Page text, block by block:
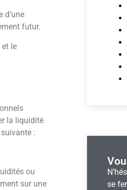
d’une
futur.
le
la liquidité
:
ou
sur une
se